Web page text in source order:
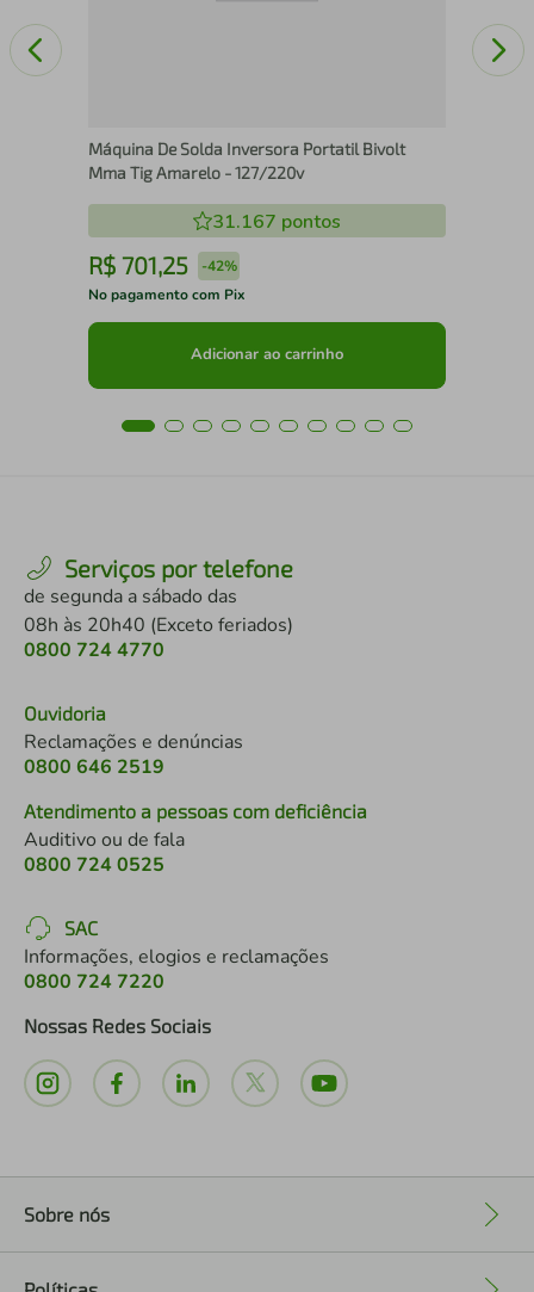
Máquina De Solda Inversora Portatil Bivolt
Mma Tig Amarelo - 127/220v
31.167 pontos
R$ 701,25 -42%
No pagamento com Pix
Adicionar ao carrinho
Serviços por telefone
de segunda a sábado das
08h às 20h40 (Exceto feriados)
0800 724 4770
Ouvidoria
Reclamações e denúncias
0800 646 2519
Atendimento a pessoas com deficiência
Auditivo ou de fala
0800 724 0525
SAC
Informações, elogios e reclamações
0800 724 7220
Nossas Redes Sociais
Sobre nós